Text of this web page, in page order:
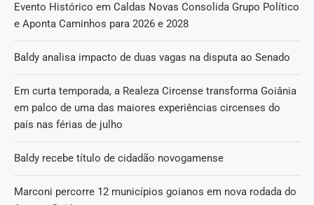
Evento Histórico em Caldas Novas Consolida Grupo Político
e Aponta Caminhos para 2026 e 2028
Baldy analisa impacto de duas vagas na disputa ao Senado
Em curta temporada, a Realeza Circense transforma Goiânia
em palco de uma das maiores experiências circenses do
país nas férias de julho
Baldy recebe título de cidadão novogamense
Marconi percorre 12 municípios goianos em nova rodada do